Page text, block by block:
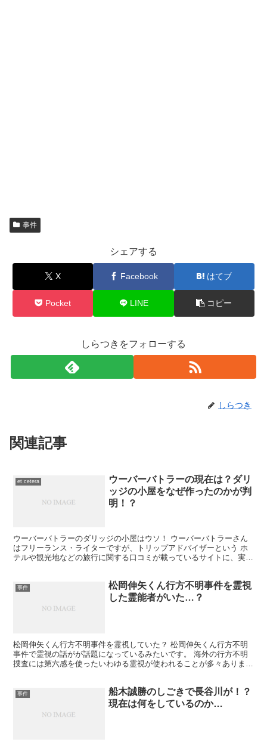
事件
シェアする
X Facebook はてブ
Pocket LINE コピー
しらつきをフォローする
しらつき
関連記事
et cetera
ウーバーバトラーの現在は？ダリ
ッジの小屋をなぜ作ったのかが判
明！？
ウーバーバトラーのダリッジの小屋はウソ！ ウーバーバトラーさん
はフリーランス・ライターですが、トリップアドバイザーという ホ
テルや観光地などの旅行に関する口コミが載っているサイトに、実際
事件
松岡伸矢くん行方不明事件を霊視
した霊能者がいた…？
松岡伸矢くん行方不明事件を霊視していた？ 松岡伸矢くん行方不明
事件で霊視の話がが話題になっているみたいです。 海外の行方不明
捜査には第六感を使ったいわゆる霊視が使われることが多々あります
事件
船木誠勝のしごきで長谷川が！？
現在は何をしているのか…